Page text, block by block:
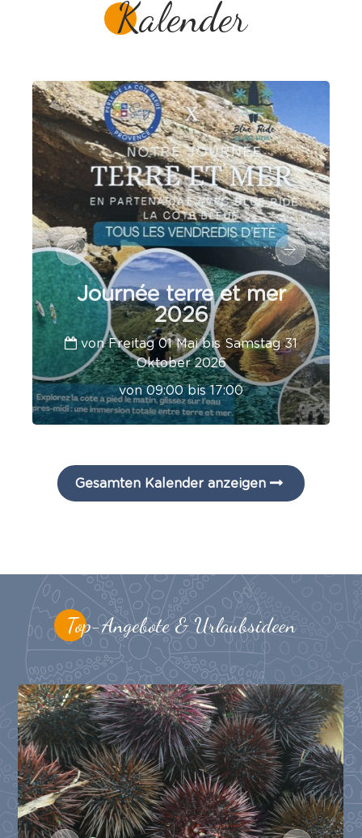
Kalender
Journée terre et mer
2026
von Freitag 01 Mai bis Samstag 31
Oktober 2026
von 09:00 bis 17:00
Gesamten Kalender anzeigen
Top-Angebote & Urlaubsideen